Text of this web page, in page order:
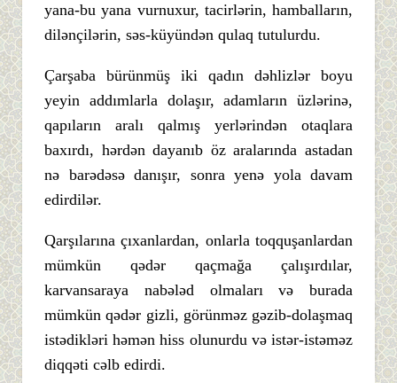
yana-bu yana vurnuxur, tacirlərin, hambalların,
dilənçilərin, səs-küyündən qulaq tutulurdu.
Çarşaba bürünmüş iki qadın dəhlizlər boyu
yeyin addımlarla dolaşır, adamların üzlərinə,
qapıların aralı qalmış yerlərindən otaqlara
baxırdı, hərdən dayanıb öz aralarında astadan
nə barədəsə danışır, sonra yenə yola davam
edirdilər.
Qarşılarına çıxanlardan, onlarla toqquşanlardan
mümkün qədər qaçmağa çalışırdılar,
karvansaraya nabələd olmaları və burada
mümkün qədər gizli, görünməz gəzib-dolaşmaq
istədikləri həmən hiss olunurdu və istər-istəməz
diqqəti cəlb edirdi.